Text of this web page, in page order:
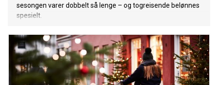
sesongen varer dobbelt så lenge – og togreisende belønnes
spesielt.